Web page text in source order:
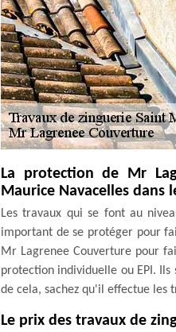
La protection de Mr
Maurice Navacelles dans
Les travaux qui se font au
important de se protéger pour
Mr Lagrenee Couverture pour
protection individuelle ou EPI.
de cela, sachez qu'il effectue les
Le prix des travaux de